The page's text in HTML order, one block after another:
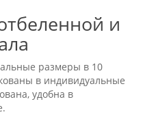
и
размеры в 10
в индивидуальные
удобна в